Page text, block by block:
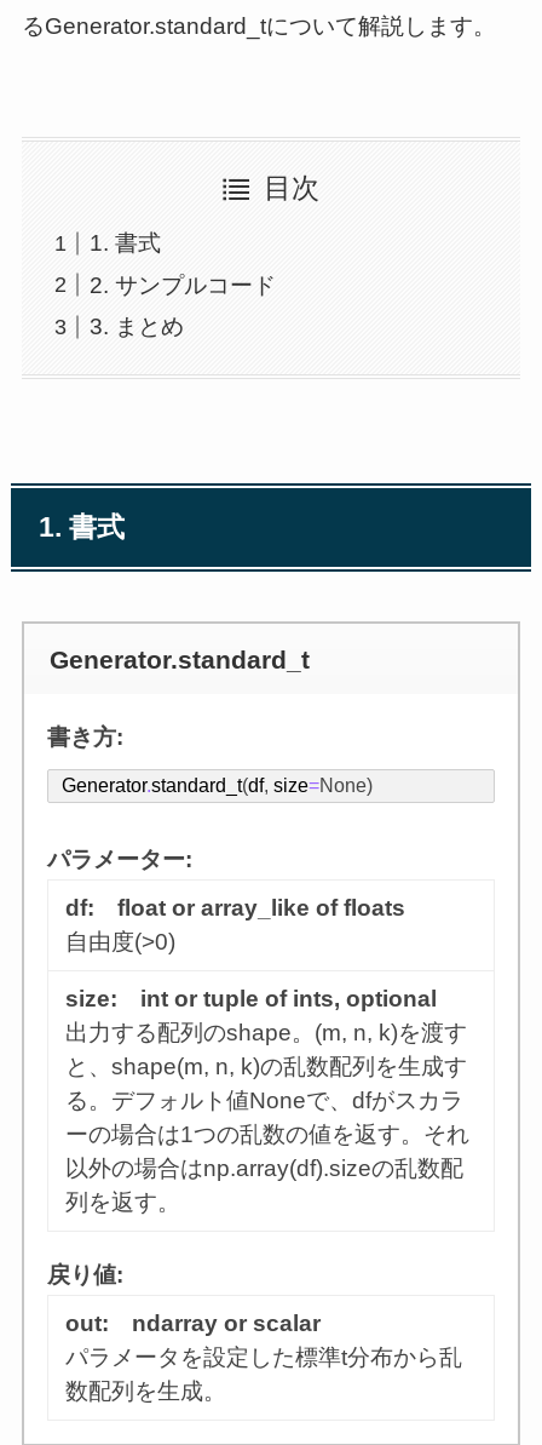
るGenerator.standard_tについて解説します。
目次
1. 書式
2. サンプルコード
3. まとめ
1. 書式
Generator.standard_t
書き方:
Generator.standard_t(df, size=None)
パラメーター:
df: float or array_like of floats
自由度(>0)
size: int or tuple of ints, optional
出力する配列のshape。(m, n, k)を渡す
と、shape(m, n, k)の乱数配列を生成す
る。デフォルト値Noneで、dfがスカラ
ーの場合は1つの乱数の値を返す。それ
以外の場合はnp.array(df).sizeの乱数配
列を返す。
戻り値:
out: ndarray or scalar
パラメータを設定した標準t分布から乱
数配列を生成。